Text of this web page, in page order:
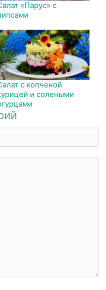
«Парус» с
с копченой
и солеными